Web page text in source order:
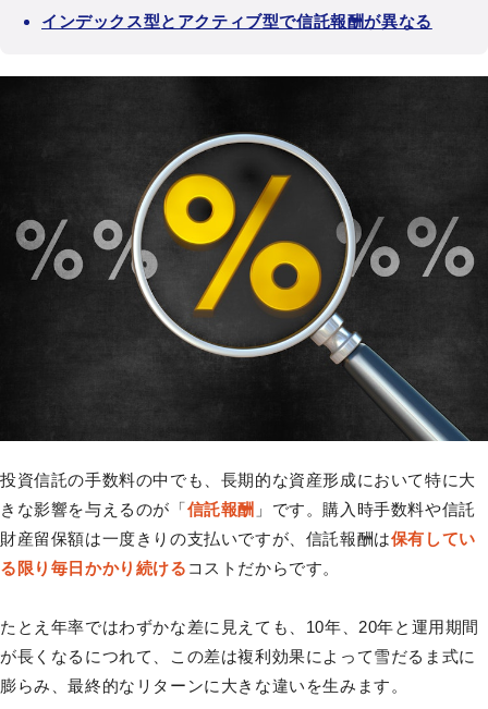
インデックス型とアクティブ型で信託報酬が異なる
投資信託の手数料の中でも、長期的な資産形成において特に大
きな影響を与えるのが「信託報酬 」です。購入時手数料や信託
財産留保額は一度きりの支払いですが、信託報酬は保有してい
る限り毎日かかり続ける コストだからです。
たとえ年率ではわずかな差に見えても、10年、20年と運用期間
が長くなるにつれて、この差は複利効果によって雪だるま式に
膨らみ、最終的なリターンに大きな違いを生みます。